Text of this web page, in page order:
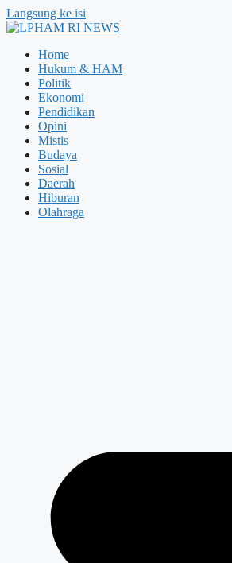
Langsung ke isi
Home
Hukum & HAM
Politik
Ekonomi
Pendidikan
Opini
Mistis
Budaya
Sosial
Daerah
Hiburan
Olahraga